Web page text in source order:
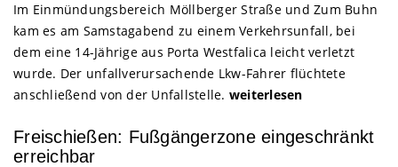
Im Einmündungsbereich Möllberger Straße und Zum Buhn
kam es am Samstagabend zu einem Verkehrsunfall, bei
dem eine 14-Jährige aus Porta Westfalica leicht verletzt
wurde. Der unfallverursachende Lkw-Fahrer flüchtete
anschließend von der Unfallstelle. weiterlesen
Freischießen: Fußgängerzone eingeschränkt
erreichbar